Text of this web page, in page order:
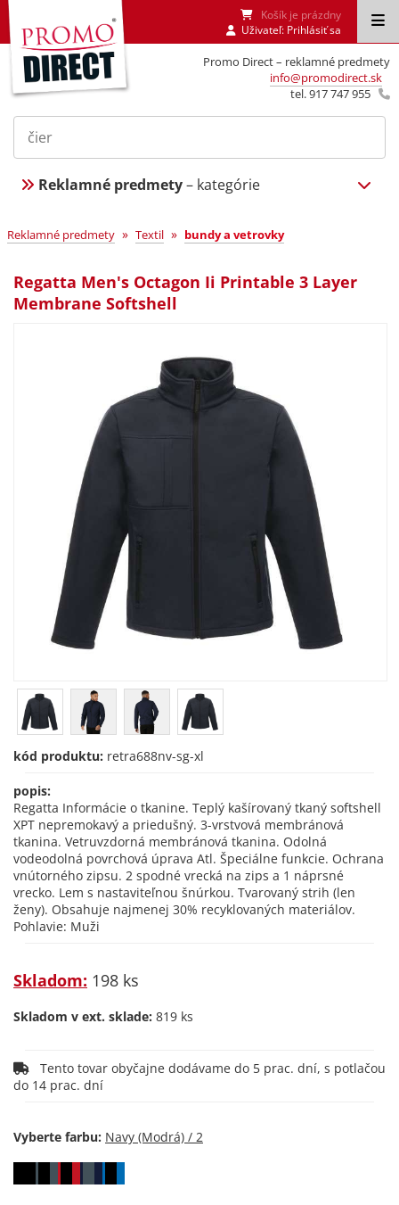
Promo Direct – reklamné predmety
info@promodirect.sk
tel. 917 747 955
Košík je prázdny
Uživateľ: Prihlásiť sa
Reklamné predmety– kategórie
Reklamné predmety » Textil » bundy a vetrovky
Regatta Men's Octagon Ii Printable 3 Layer
Membrane Softshell
kód produktu: retra688nv-sg-xl
popis:
Regatta Informácie o tkanine. Teplý kašírovaný tkaný softshell
XPT nepremokavý a priedušný. 3-vrstvová membránová
tkanina. Vetruvzdorná membránová tkanina. Odolná
vodeodolná povrchová úprava Atl. Špeciálne funkcie. Ochrana
vnútorného zipsu. 2 spodné vrecká na zips a 1 náprsné
vrecko. Lem s nastaviteľnou šnúrkou. Tvarovaný strih (len
ženy). Obsahuje najmenej 30% recyklovaných materiálov.
Pohlavie: Muži
Skladom: 198 ks
Skladom v ext. sklade: 819 ks
do 14 prac. dní
Vyberte farbu: